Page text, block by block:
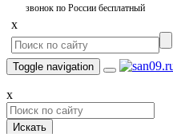
звонок по России бесплатный
x
Toggle navigation
x
Искать